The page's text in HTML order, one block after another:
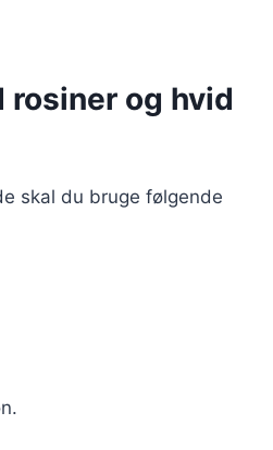
og hvid
skal du bruge følgende